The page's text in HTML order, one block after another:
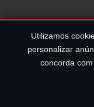
Utilizamos
personalizar
concorda